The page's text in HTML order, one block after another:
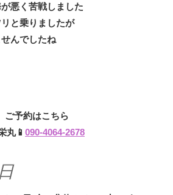
悪く苦戦しました
と乗りましたが
んでしたね
ご予約はこちら
丸📱 090-4064-2678